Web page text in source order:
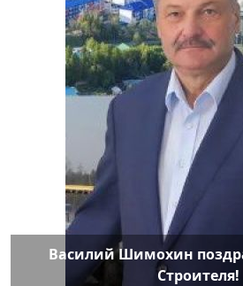
Василий Шимохин
Строителя!